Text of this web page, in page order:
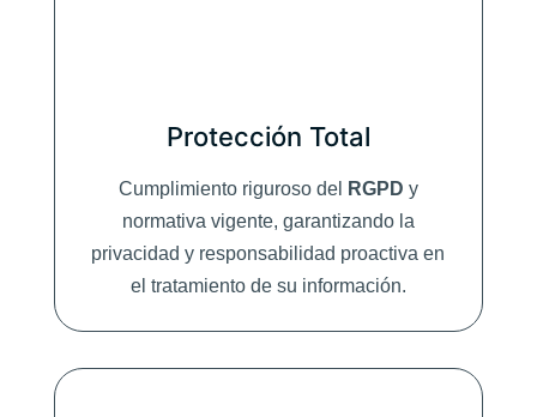
Protección Total
Cumplimiento riguroso del RGPD y
normativa vigente, garantizando la
privacidad y responsabilidad proactiva en
el tratamiento de su información.